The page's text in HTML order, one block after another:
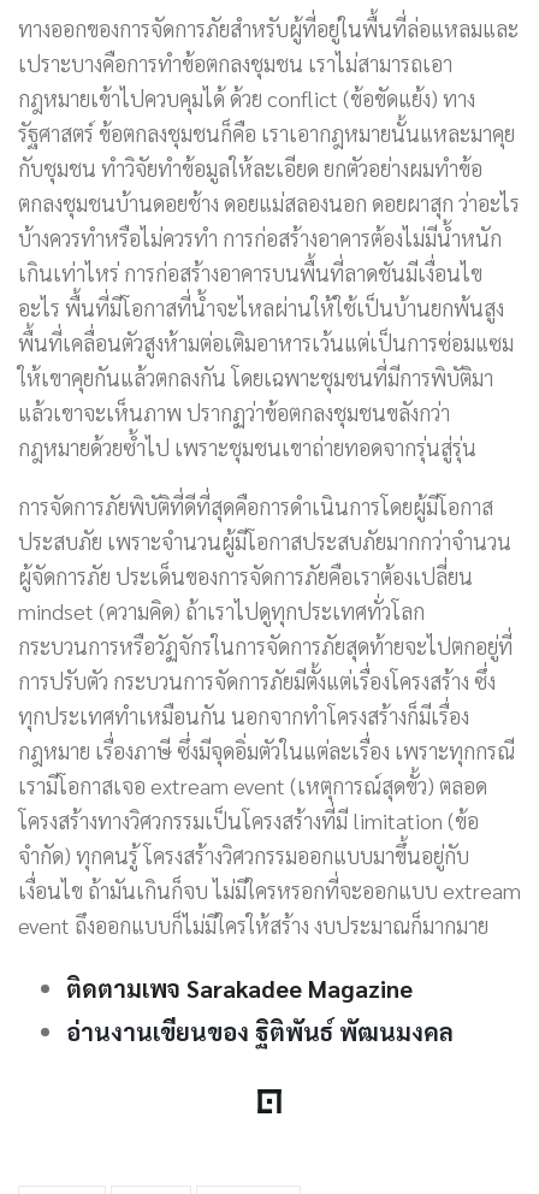
ทางออกของการจัดการภัยสำหรับผู้ที่อยู่ในพื้นที่ล่อแหลมและ
เปราะบางคือการทำข้อตกลงชุมชน เราไม่สามารถเอา
กฎหมายเข้าไปควบคุมได้ ด้วย conflict (ข้อขัดแย้ง) ทาง
รัฐศาสตร์ ข้อตกลงชุมชนก็คือ เราเอากฎหมายนั้นแหละมาคุย
กับชุมชน ทำวิจัยทำข้อมูลให้ละเอียด ยกตัวอย่างผมทำข้อ
ตกลงชุมชนบ้านดอยช้าง ดอยแม่สลองนอก ดอยผาสุก ว่าอะไร
บ้างควรทำหรือไม่ควรทำ การก่อสร้างอาคารต้องไม่มีน้ำหนัก
เกินเท่าไหร่ การก่อสร้างอาคารบนพื้นที่ลาดชันมีเงื่อนไข
อะไร พื้นที่มีโอกาสที่น้ำจะไหลผ่านให้ใช้เป็นบ้านยกพ้นสูง
พื้นที่เคลื่อนตัวสูงห้ามต่อเติมอาหารเว้นแต่เป็นการซ่อมแซม
ให้เขาคุยกันแล้วตกลงกัน โดยเฉพาะชุมชนที่มีการพิบัติมา
แล้วเขาจะเห็นภาพ ปรากฏว่าข้อตกลงชุมชนขลังกว่า
กฎหมายด้วยซ้ำไป เพราะชุมชนเขาถ่ายทอดจากรุ่นสู่รุ่น
การจัดการภัยพิบัติที่ดีที่สุดคือการดำเนินการโดยผู้มีโอกาส
ประสบภัย เพราะจำนวนผู้มีโอกาสประสบภัยมากกว่าจำนวน
ผู้จัดการภัย ประเด็นของการจัดการภัยคือเราต้องเปลี่ยน
mindset (ความคิด) ถ้าเราไปดูทุกประเทศทั่วโลก
กระบวนการหรือวัฏจักรในการจัดการภัยสุดท้ายจะไปตกอยู่ที่
การปรับตัว กระบวนการจัดการภัยมีตั้งแต่เรื่องโครงสร้าง ซึ่ง
ทุกประเทศทำเหมือนกัน นอกจากทำโครงสร้างก็มีเรื่อง
กฎหมาย เรื่องภาษี ซึ่งมีจุดอิ่มตัวในแต่ละเรื่อง เพราะทุกกรณี
เรามีโอกาสเจอ extream event (เหตุการณ์สุดขั้ว) ตลอด
โครงสร้างทางวิศวกรรมเป็นโครงสร้างที่มี limitation (ข้อ
จำกัด) ทุกคนรู้ โครงสร้างวิศวกรรมออกแบบมาขึ้นอยู่กับ
เงื่อนไข ถ้ามันเกินก็จบ ไม่มีใครหรอกที่จะออกแบบ extream
event ถึงออกแบบก็ไม่มีใครให้สร้าง งบประมาณก็มากมาย
ติดตามเพจ Sarakadee Magazine
อ่านงานเขียนของ ฐิติพันธ์ พัฒนมงคล